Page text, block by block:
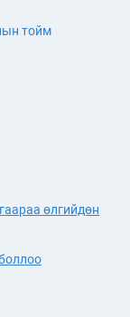
тойм
өлгийдөн